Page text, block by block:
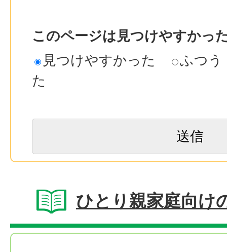
このページは見つけやすかっ
見つけやすかった
ふつう
た
ひとり親家庭向け